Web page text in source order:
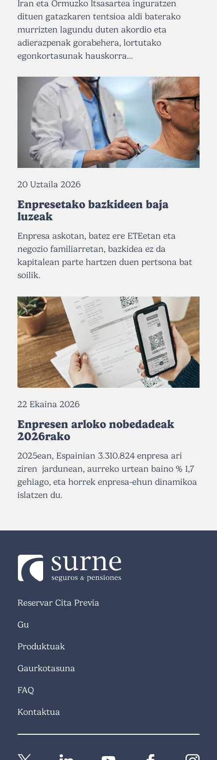
Iran eta Ormuzko Itsasartea inguratzen
dituen gatazkaren tentsioa aldi baterako
murrizten lagundu duten akordio eta
adierazpenak gorabehera, lortutako
egonkortasunak hauskorra…
20 Uztaila 2026
Enpresetako bazkideen baja
luzeak
Enpresa askotan, batez ere ETEetan eta
negozio familiarretan, bazkidea ez da
kapitalean parte hartzen duen pertsona bat
soilik.
22 Ekaina 2026
Enpresen arloko nobedadeak
2026rako
2025ean, Espainian 3.310.824 enpresa ari
ziren jardunean, aurreko urtean baino % 1,7
gehiago, eta horrek enpresa-ehun dinamikoa
islatzen du.
Reservar Cita Previa
Gu
Produktuak
Gaurkotasuna
FAQ
Kontaktua